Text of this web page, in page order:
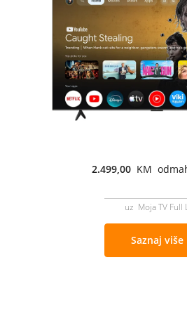
2.499,00 KM
uz Moja TV Full
Saznaj više